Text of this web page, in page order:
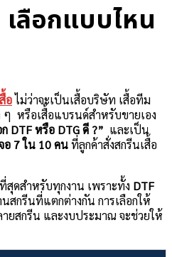
เลือกแบบไหน
อไม่ว่าจะเป็นเสื้อบริษัท เสื้อทีม
ๆ หรือเสื้อแบรนด์สำหรับขายเอง
ก DTF หรือ DTG ดี ?” และเป็น
อ 7 ใน 10 คนที่ลูกค้าสั่งสกรีนเสื้อ
สุดสำหรับทุกงาน เพราะทั้ง DTF
สกรีนที่แตกต่างกัน การเลือกให้
ยสกรีน และงบประมาณ จะช่วยให้